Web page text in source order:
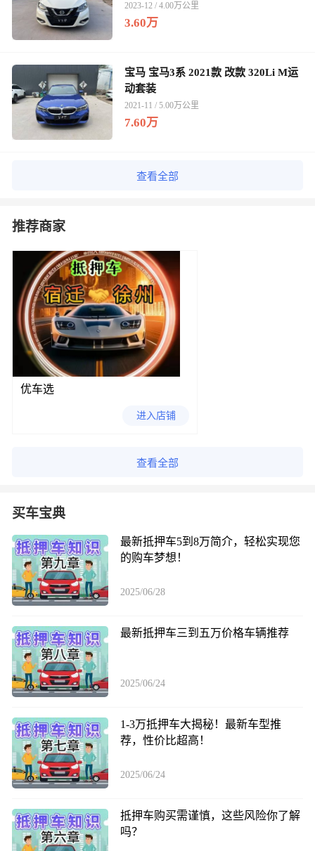
2023-12 / 4.00万公里
3.60万
宝马 宝马3系 2021款 改款 320Li M运
动套装
2021-11 / 5.00万公里
7.60万
查看全部
推荐商家
优车选
进入店铺
查看全部
买车宝典
最新抵押车5到8万简介，轻松实现您
的购车梦想！
2025/06/28
最新抵押车三到五万价格车辆推荐
2025/06/24
1-3万抵押车大揭秘！最新车型推
荐，性价比超高！
2025/06/24
抵押车购买需谨慎，这些风险你了解
吗？